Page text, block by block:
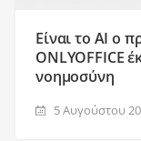
Είναι το AI ο
ONLYOFFICE
νοημοσύνη
5 Αυγούστου